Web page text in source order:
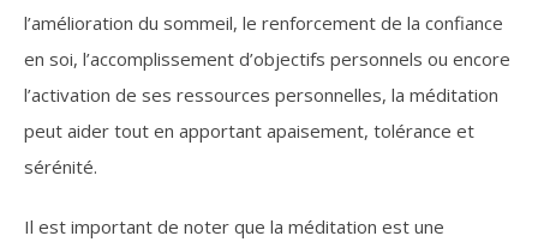
l’amélioration du sommeil, le renforcement de la confiance
en soi, l’accomplissement d’objectifs personnels ou encore
l’activation de ses ressources personnelles, la méditation
peut aider tout en apportant apaisement, tolérance et
sérénité.
Il est important de noter que la méditation est une